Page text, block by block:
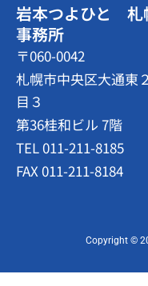
岩本つよひと 札
事務所
〒060-0042
札幌市中央区大通東
目３
第36桂和ビル 7階
TEL 011-211-8185
FAX 011-211-8184
Copyright ©